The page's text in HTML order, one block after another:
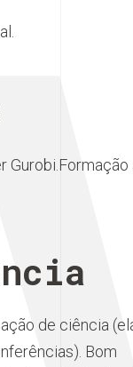
Gurobi.Formação
de ciência
Bom